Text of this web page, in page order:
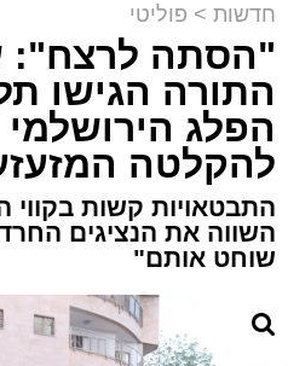
חדשות > פוליטי
"הסתה לרצח":
התורה הגישו
הפלג הירושלמי
להקלטה
התבטאויות קשות בקווי
השווה את הנציגים
שוחט אותם"